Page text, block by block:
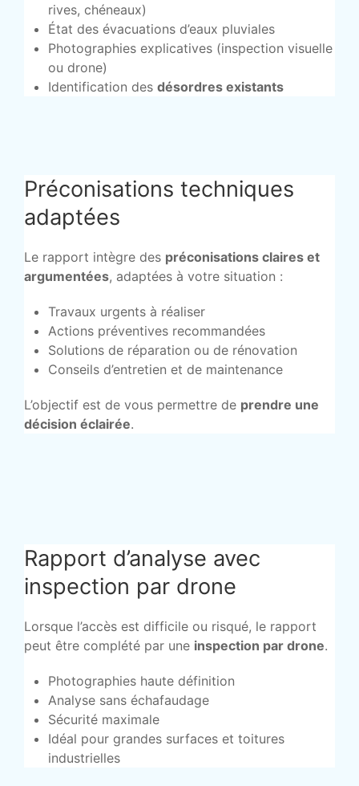
rives, chéneaux)
État des évacuations d’eaux pluviales
Photographies explicatives (inspection visuelle
ou drone)
Identification des désordres existants
Préconisations techniques
adaptées
Le rapport intègre des préconisations claires et
argumentées, adaptées à votre situation :
Travaux urgents à réaliser
Actions préventives recommandées
Solutions de réparation ou de rénovation
Conseils d’entretien et de maintenance
L’objectif est de vous permettre de prendre une
décision éclairée.
Rapport d’analyse avec
inspection par drone
Lorsque l’accès est difficile ou risqué, le rapport
peut être complété par une inspection par drone.
Photographies haute définition
Analyse sans échafaudage
Sécurité maximale
Idéal pour grandes surfaces et toitures
industrielles